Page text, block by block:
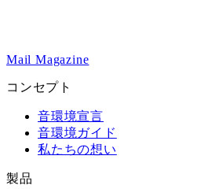
Mail Magazine
コンセプト
音環境宣言
音環境ガイド
私たちの想い
製品